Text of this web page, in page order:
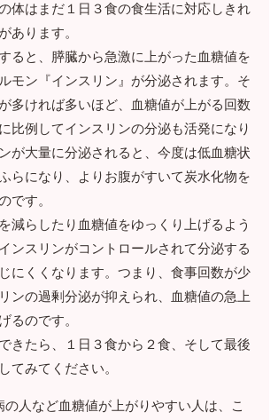
体はまだ１日３食の食生活に対応しきれ
あります。
ると、膵臓から急激に上がった血糖値を
モン『インスリン』が分泌されます。そ
多ければ多いほど、血糖値が上がる回数
比例してインスリンの分泌も活発になり
が大量に分泌されると、今度は低血糖状
らになり、よりお腹がすいて炭水化物を
です。
減らしたり血糖値をゆっくり上げるよう
ンスリンがコントロールされて分泌する
にくくなります。つまり、食事回数が少
ンの過剰分泌が抑えられ、血糖値の急上
るのです。
きたら、１日３食から２食、そして最後
てみてください。
人など血糖値が上がりやすい人は、こ